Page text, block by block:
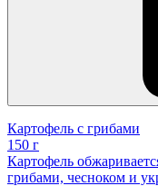
Картофель с грибами
150 г
Картофель
грибами, чесноком и